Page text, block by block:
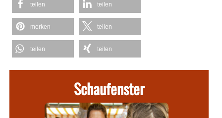
teilen teilen
merken teilen
teilen teilen
Schaufenster